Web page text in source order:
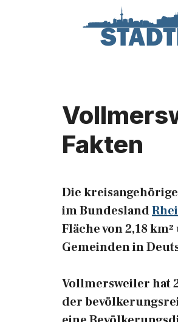
Fakten
Die
im Bundesland
Fläche von 2,18
Gemeinden in
Vollmersweiler hat
der